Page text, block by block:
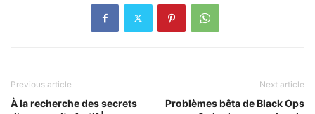
Previous article
À la recherche des secrets
Next article
Problèmes bêta de Black Ops